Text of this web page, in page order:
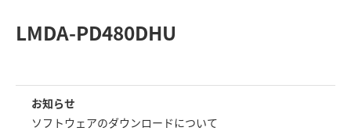
LMDA-PD480DHU
お知らせ
ソフトウェアのダウンロードについて